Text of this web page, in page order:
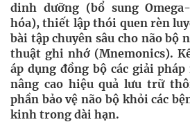
dinh dưỡng (bổ sung
hóa), thiết lập thói quen rèn
bài tập chuyên sâu cho não bộ
thuật ghi nhớ (Mnemonics).
áp dụng đồng bộ các giải
nâng cao hiệu quả lưu trữ
phần bảo vệ não bộ khỏi các
kinh trong dài hạn.